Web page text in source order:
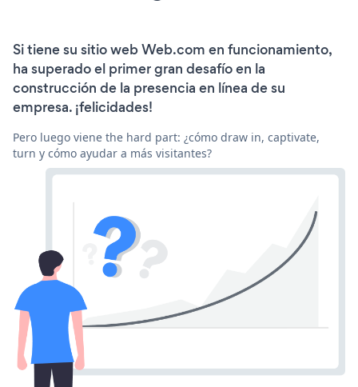
Si tiene su sitio web Web.com en funcionamiento,
ha superado el primer gran desafío en la
construcción de la presencia en línea de su
empresa. ¡felicidades!
Pero luego viene the hard part: ¿cómo draw in, captivate,
turn y cómo ayudar a más visitantes?